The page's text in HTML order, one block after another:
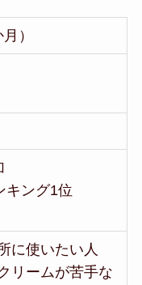
）
キング1位
に使いたい人
リームが苦手な